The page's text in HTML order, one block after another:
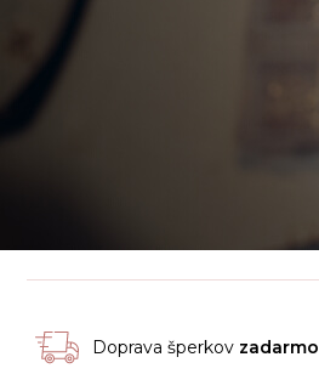
Doprava šperkov zadarmo